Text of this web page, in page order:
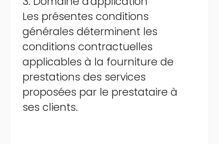
Les présentes conditions
générales déterminent les
conditions contractuelles
applicables à la fourniture de
prestations des services
proposées par le prestataire à
ses clients.